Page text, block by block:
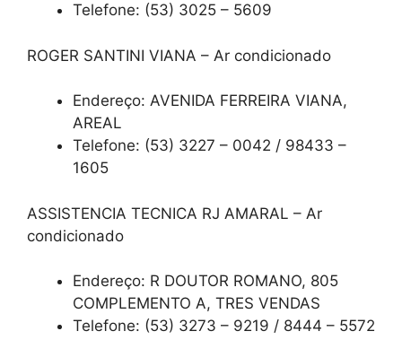
Telefone: (53) 3025 – 5609
ROGER SANTINI VIANA – Ar condicionado
Endereço: AVENIDA FERREIRA VIANA,
AREAL
Telefone: (53) 3227 – 0042 / 98433 –
1605
ASSISTENCIA TECNICA RJ AMARAL – Ar
condicionado
Endereço: R DOUTOR ROMANO, 805
COMPLEMENTO A, TRES VENDAS
Telefone: (53) 3273 – 9219 / 8444 – 5572